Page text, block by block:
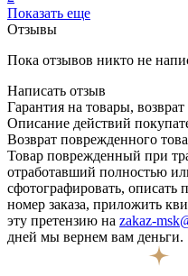
Показать еще
Отзывы
Пока отзывов никто не
Написать отзыв
Гарантия на товары,
Описание действий
Возврат поврежденного
Товар поврежденный при
отработавший полностью
сфотографировать, описать
номер заказа, приложить
эту претензию на zakaz-
дней мы вернем вам деньги.